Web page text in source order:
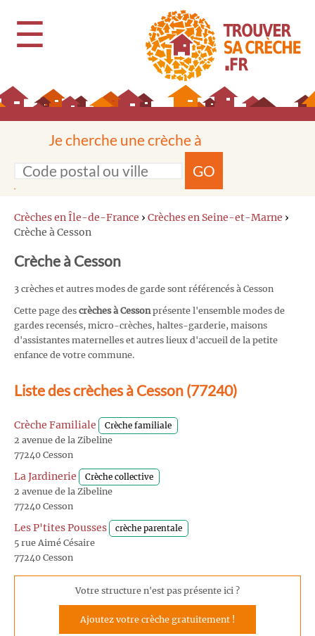
☰
Je cherche une crèche à
GO
Crèches en Île-de-France › Crèches en Seine-et-Marne ›
Crèche à Cesson
Crèche à Cesson
3 crèches et autres modes de garde sont référencés à Cesson
Cette page des crèches à Cesson présente l'ensemble modes de
gardes recensés, micro-crèches, haltes-garderie, maisons
d'assistantes maternelles et autres lieux d'accueil de la petite
enfance de votre commune.
Liste des crèches à Cesson (77240)
Crèche Familiale Crèche familiale
2 avenue de la Zibeline
77240 Cesson
La Jardinerie Crèche collective
2 avenue de la Zibeline
77240 Cesson
Les P'tites Pousses crèche parentale
5 rue Aimé Césaire
77240 Cesson
Votre structure n'est pas présente ici ?
Ajoutez votre crèche gratuitement !